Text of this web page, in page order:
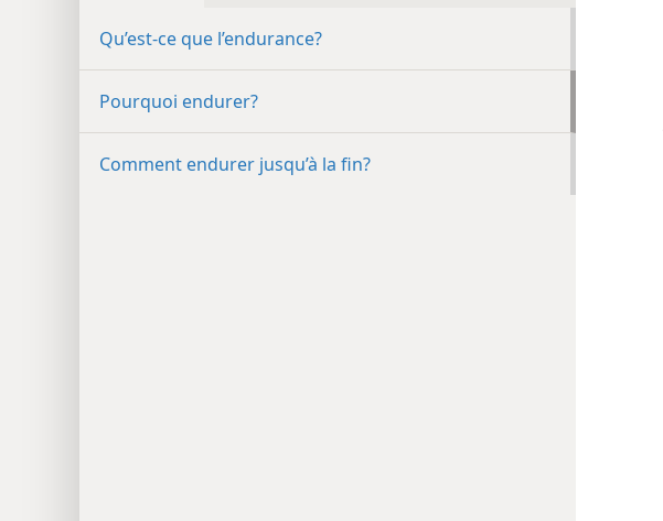
Qu’est-​ce que l’endurance?
Pourquoi endurer?
Comment endurer jusqu’à la fin?